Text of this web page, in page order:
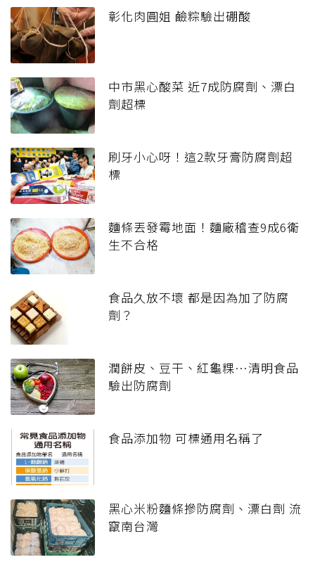
彰化肉圓姐 鹼粽驗出硼酸
中市黑心酸菜 近7成防腐劑、漂白
劑超標
刷牙小心呀！這2款牙膏防腐劑超
標
麵條丟發霉地面！麵廠稽查9成6衛
生不合格
食品久放不壞 都是因為加了防腐
劑？
潤餅皮、豆干、紅龜粿…清明食品
驗出防腐劑
食品添加物 可標通用名稱了
黑心米粉麵條摻防腐劑、漂白劑 流
竄南台灣